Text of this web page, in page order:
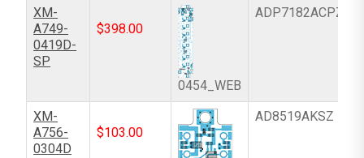
XM-
A749-
0419D-
SP
$398.00
0454_WEB
ADP7182ACPZ-R7
XM-
A756-
0304D
$103.00
AD8519AKSZ